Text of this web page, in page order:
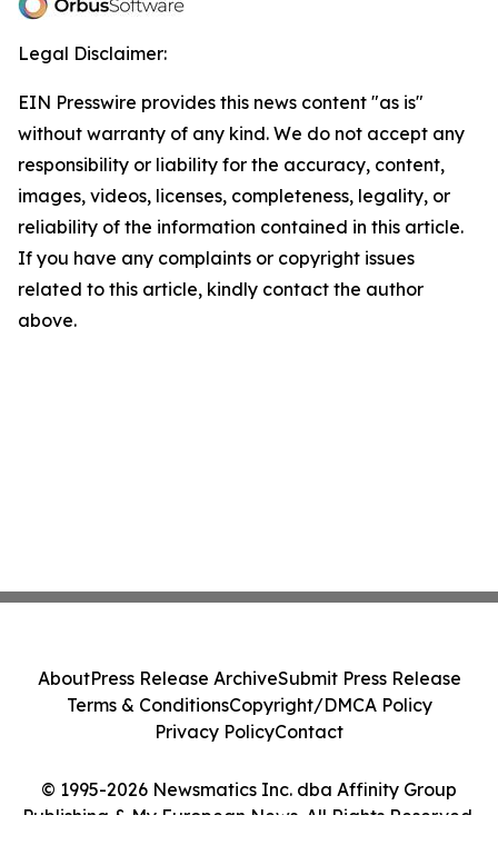
Legal Disclaimer:
EIN Presswire provides this news content "as is"
without warranty of any kind. We do not accept any
responsibility or liability for the accuracy, content,
images, videos, licenses, completeness, legality, or
reliability of the information contained in this article.
If you have any complaints or copyright issues
related to this article, kindly contact the author
above.
© 1995-2026 Newsmatics Inc. dba Affinity Group
Publishing & My European News. All Rights Reserved.
AboutPress Release ArchiveSubmit Press Release
Terms & ConditionsCopyright/DMCA Policy
Privacy PolicyContact